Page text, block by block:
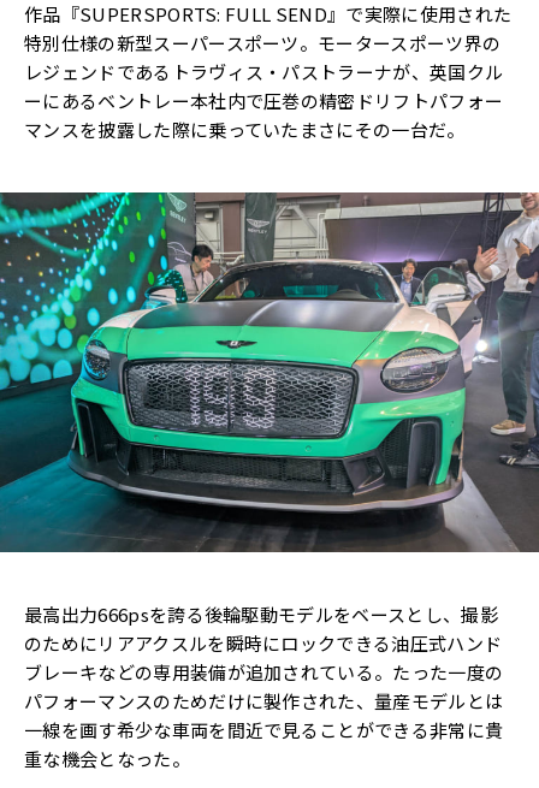
作品『SUPERSPORTS: FULL SEND』で実際に使用された
特別仕様の新型スーパースポーツ。モータースポーツ界の
レジェンドであるトラヴィス・パストラーナが、英国クル
ーにあるベントレー本社内で圧巻の精密ドリフトパフォー
マンスを披露した際に乗っていたまさにその一台だ。
最高出力666psを誇る後輪駆動モデルをベースとし、撮影
のためにリアアクスルを瞬時にロックできる油圧式ハンド
ブレーキなどの専用装備が追加されている。たった一度の
パフォーマンスのためだけに製作された、量産モデルとは
一線を画す希少な車両を間近で見ることができる非常に貴
重な機会となった。